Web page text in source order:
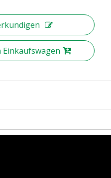
Einkaufswagen